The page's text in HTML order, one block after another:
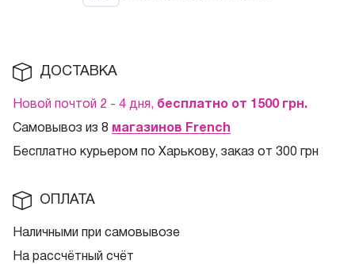
ДОСТАВКА
Новой почтой 2 - 4 дня, бесплатно от 1500 грн.
Самовывоз из 8 магазинов French
Бесплатно курьером по Харькову, заказ от 300 грн
ОПЛАТА
Наличными при самовывозе
На рассчётный счёт